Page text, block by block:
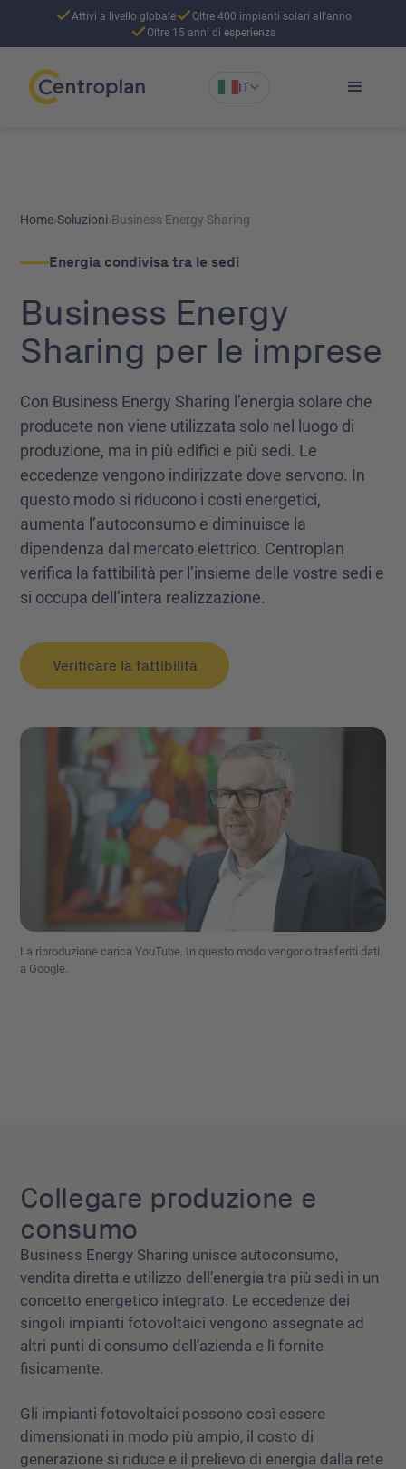
Attivi a livello globale
Oltre 400 impianti solari all'anno
Oltre 15 anni di esperienza
IT
Home›Soluzioni›Business Energy Sharing
Energia condivisa tra le sedi
Business Energy
Sharing per le imprese
Con Business Energy Sharing l’energia solare che
producete non viene utilizzata solo nel luogo di
produzione, ma in più edifici e più sedi. Le
eccedenze vengono indirizzate dove servono. In
questo modo si riducono i costi energetici,
aumenta l’autoconsumo e diminuisce la
dipendenza dal mercato elettrico. Centroplan
verifica la fattibilità per l’insieme delle vostre sedi e
si occupa dell’intera realizzazione.
Verificare la fattibilità
La riproduzione carica YouTube. In questo modo vengono trasferiti dati
a Google.
Collegare produzione e
consumo
Business Energy Sharing unisce autoconsumo,
vendita diretta e utilizzo dell’energia tra più sedi in un
concetto energetico integrato. Le eccedenze dei
singoli impianti fotovoltaici vengono assegnate ad
altri punti di consumo dell’azienda e lì fornite
fisicamente.
Gli impianti fotovoltaici possono così essere
dimensionati in modo più ampio, il costo di
generazione si riduce e il prelievo di energia dalla rete